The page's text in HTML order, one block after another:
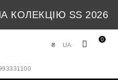
КОЛЕКЦІЮ SS 2026
0
UA
₴